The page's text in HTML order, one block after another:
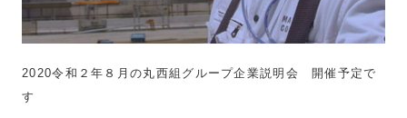
2020令和２年８月の丸西組グループ企業説明会 開催予定で
す